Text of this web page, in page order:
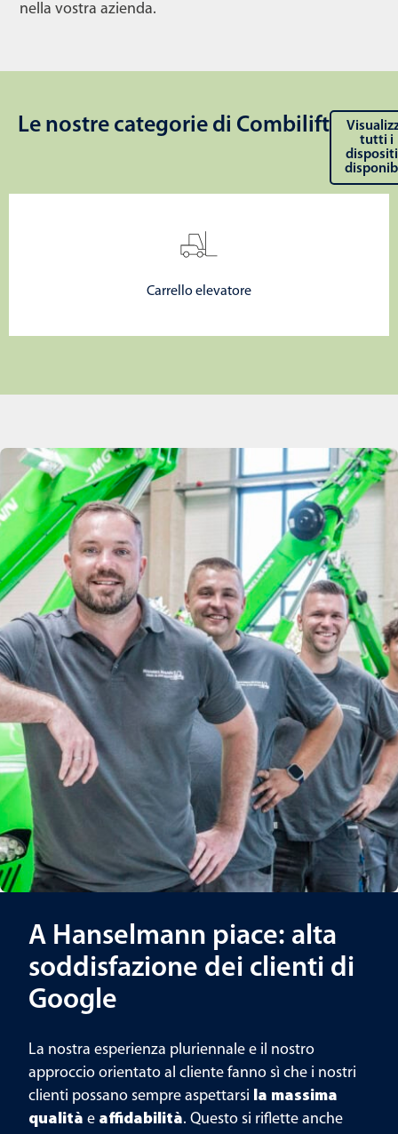
nella vostra azienda.
Le nostre categorie di Combilift
tutti i
Carrello elevatore
A Hanselmann piace: alta
soddisfazione dei clienti di
Google
La nostra esperienza pluriennale e il nostro
approccio orientato al cliente fanno sì che i nostri
clienti possano sempre aspettarsi la massima
qualità e affidabilità. Questo si riflette anche